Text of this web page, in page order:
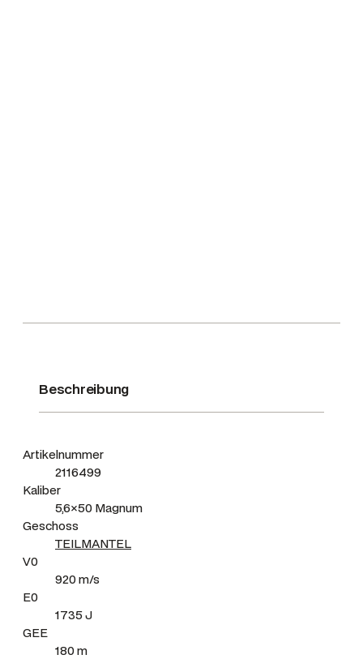
M
e
Beschreibung
Artikelnummer
2116499
Kaliber
5,6×50 Magnum
Geschoss
TEILMANTEL
V0
920 m/s
E0
1735 J
GEE
180 m